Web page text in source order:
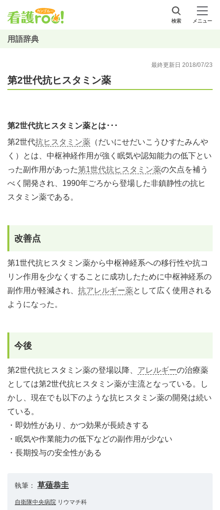
検索 メニュー
用語辞典
最終更新日 2018/07/23
第2世代抗ヒスタミン薬
第2世代抗ヒスタミン薬とは･･･
第2世代抗ヒスタミン薬 （だいにせだいこうひすたみんや
く）とは、中枢神経作用が強く眠気や認知能力の低下とい
った副作用があった第1世代抗ヒスタミン薬の欠点を補う
べく開発され、1990年ごろから登場した非鎮静性の抗ヒ
スタミン薬である。
改善点
第1世代抗ヒスタミン薬から中枢神経系への移行性や抗コ
リン作用を少なくすることに成功したために中枢神経系の
副作用が軽減され、 抗アレルギー薬として広く使用される
ようになった。
今後
第2世代抗ヒスタミン薬の登場以降、 アレルギーの治療薬
としては第2世代抗ヒスタミン薬が主流となっている。し
かし、現在でも以下のような抗ヒスタミン薬の開発は続い
ている。
・即効性があり、かつ効果が長続きする
・眠気や作業能力の低下などの副作用が少ない
・長期投与の安全性がある
執筆： 草薙恭圭
自衛隊中央病院 リウマチ科